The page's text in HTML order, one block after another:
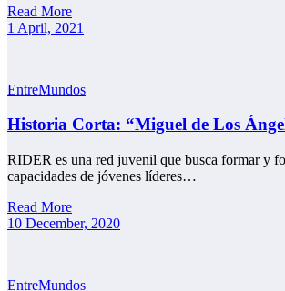
Read More
1 April, 2021
EntreMundos
Historia Corta: “Miguel de Los
RIDER es una red juvenil que busca formar y
capacidades de jóvenes líderes…
Read More
10 December, 2020
EntreMundos